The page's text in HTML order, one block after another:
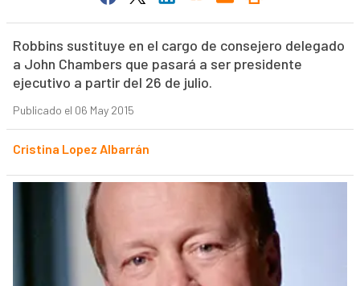
Robbins sustituye en el cargo de consejero delegado
a John Chambers que pasará a ser presidente
ejecutivo a partir del 26 de julio.
Publicado el 06 May 2015
Cristina Lopez Albarrán